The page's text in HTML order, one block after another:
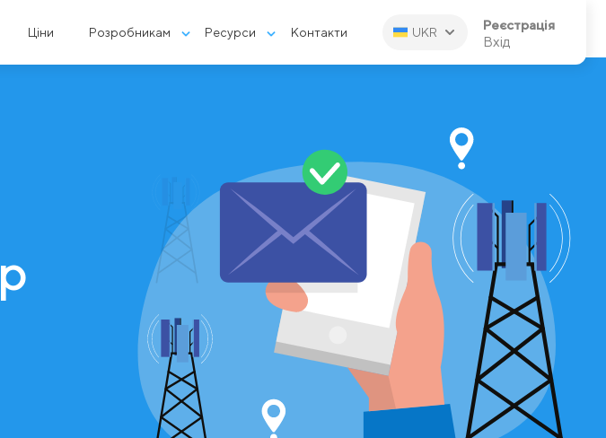
Ціни Розробникам Ресурси Контакти UKR Реєстрація
Вхід